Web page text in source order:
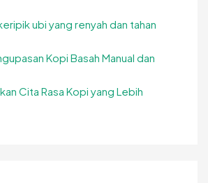
ubi yang renyah dan tahan
Kopi Basah Manual dan
Cita Rasa Kopi yang Lebih